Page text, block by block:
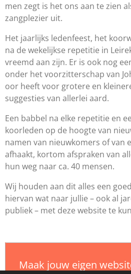
men zegt is het ons aan te zien
zangplezier uit.
Het jaarlijks ledenfeest, het
na de wekelijkse repetitie in
vreemd aan zijn. Er is ook nog
onder het voorzitterschap van
oor heeft voor grotere en
suggesties van allerlei aard.
Een babbel na elke repetitie en
koorleden op de hoogte van
namen van nieuwkomers of van
afhaakt, kortom afspraken van
hun weg naar ca. 40 mensen.
Wij houden aan dit alles een
hiervan wat naar jullie – ook al
publiek – met deze website te
Maak jouw eigen